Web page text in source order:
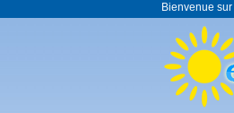
Bienvenue sur